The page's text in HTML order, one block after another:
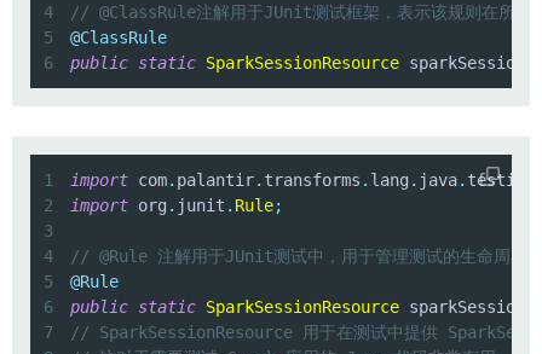
4
// @ClassRule注解用于JUnit测试框架，表示该规则在所有
5
@ClassRule
6
public static SparkSessionResource sparkSession
1 import com. palantir. transforms . lang . java. testing
2
import org . junit . Rule;
3
4
// @Rule 注解用于JUnit测试中，用于管理测试的生命周期
5
@Rule
6
public static SparkSessionResource sparkSession
7
// SparkSessionResource 用于在测试中提供